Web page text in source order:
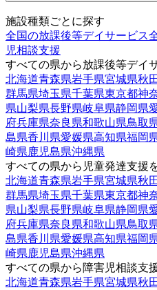
施設種類ごとに探す
全国の放課後等デイサービス
児相談支援
すべての県から放課後等デイ
北海道青森県岩手県宮城県秋
群馬県埼玉県千葉県東京都神
県山梨県長野県岐阜県静岡県
府兵庫県奈良県和歌山県鳥取
島県香川県愛媛県高知県福岡
崎県鹿児島県沖縄県
すべての県から児童発達支援
北海道青森県岩手県宮城県秋
群馬県埼玉県千葉県東京都神
県山梨県長野県岐阜県静岡県
府兵庫県奈良県和歌山県鳥取
島県香川県愛媛県高知県福岡
崎県鹿児島県沖縄県
すべての県から障害児相談支
北海道青森県岩手県宮城県秋